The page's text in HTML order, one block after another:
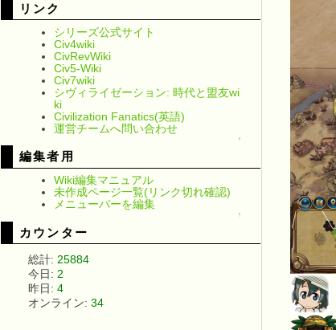
リンク
シリーズ公式サイト
Civ4wiki
CivRevWiki
Civ5-Wiki
Civ7wiki
シヴィライゼーション: 時代と盟友wi
ki
Civilization Fanatics(英語)
運営チームへ問い合わせ
↑
編集者用
Wiki編集マニュアル
未作成ページ一覧(リンク切れ確認)
メニューバーを編集
↑
カウンター
総計: 25884
今日: 2
昨日: 4
オンライン: 34